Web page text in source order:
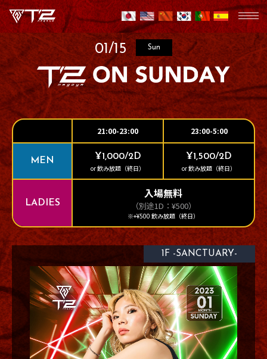
01/15 Sun
21:00-23:00 23:00-5:00
MEN ¥1,000/2D
or 飲み放題（終日）
¥1,500/2D
or 飲み放題（終日）
LADIES
入場無料
（別途1D：¥500）
※+¥500 飲み放題（終日）
1F -SANCTUARY-